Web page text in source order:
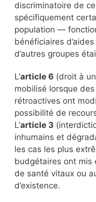
discriminatoire de
spécifiquement
population —
bénéficiaires
d’autres groupes
L’article 6 (droit à
mobilisé lorsque
rétroactives ont
possibilité de
L’article 3
inhumains et
les cas les plus
budgétaires ont mis
de santé vitaux ou
d’existence.